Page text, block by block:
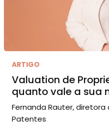
ARTIGO
Valuation de
quanto vale a sua
Fernanda Rauter, diretora
Patentes